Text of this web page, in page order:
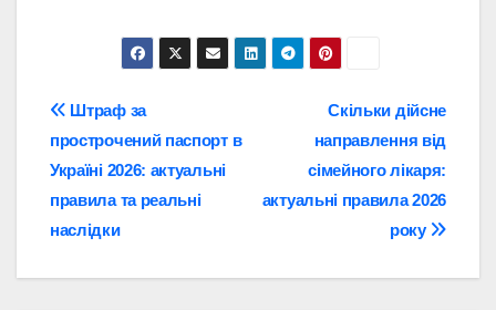
Навігація
записів
Скільки дійсне
направлення від
сімейного лікаря:
актуальні правила 2026
року
Штраф за
прострочений паспорт в
Україні 2026: актуальні
правила та реальні
наслідки